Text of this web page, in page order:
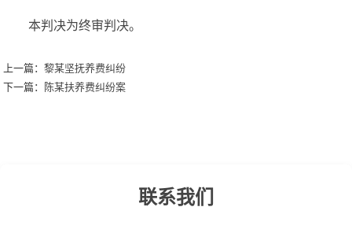
本判决为终审判决。
上一篇：黎某坚抚养费纠纷
下一篇：
陈某扶养费纠纷案
联系我们